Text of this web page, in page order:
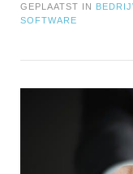
GEPLAATST IN
SOFTWARE